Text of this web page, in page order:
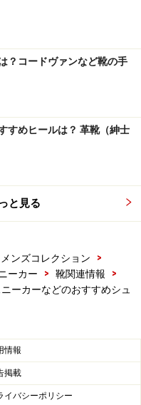
の古典的なキャンバス
けの別注品が数多く出
ったのですが、実はそ
一歩で最適」なものが
外羽根式
す。
ような場面でも通用し
れを頑丈さと通気性に
ったわけです。アウト
ゴムですが、インソー
させました。
、一般的なドレスシュ
カー」よりも落ち着い
ンスを取りづらいでし
？コードヴァンなど靴の手
すめヒールは？ 革靴（紳士
と見る
メンズコレクション
>
ーカー > 靴関連情報
>
ーカーなどのおすすめシュ
情報
掲載
イバシーポリシー